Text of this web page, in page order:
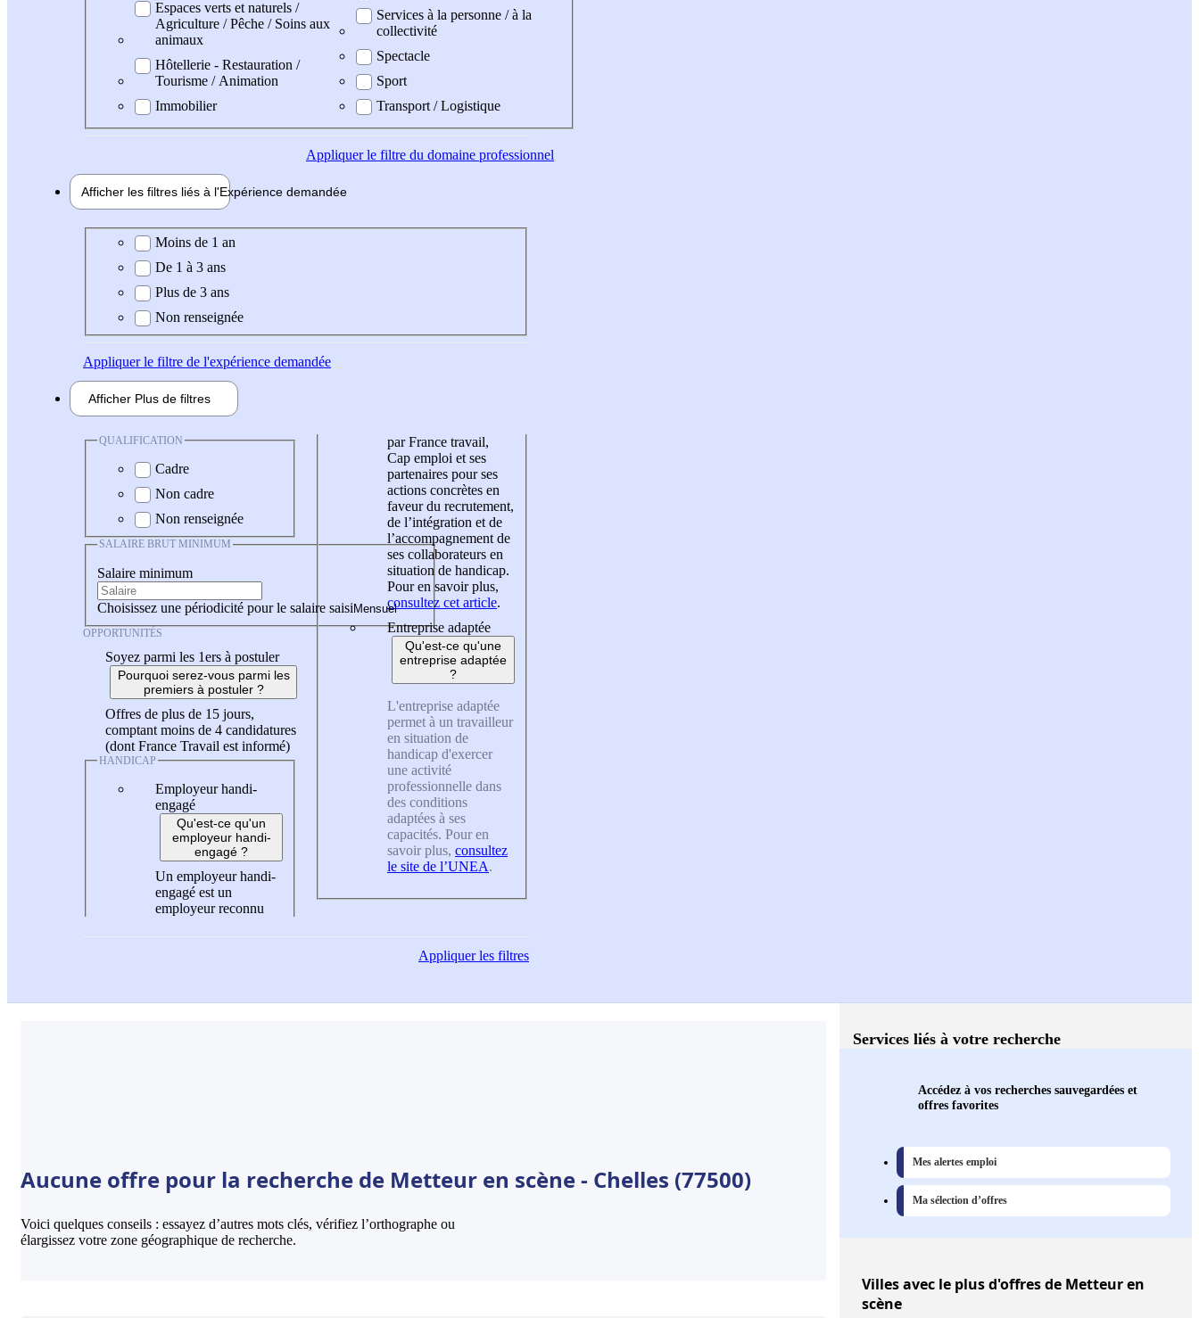
Espaces verts et naturels /
Agriculture / Pêche / Soins aux
animaux
Hôtellerie - Restauration /
Tourisme / Animation
Immobilier
Services à la personne / à la
collectivité
Spectacle
Sport
Transport / Logistique
Appliquerle filtre du domaine professionnel
Afficher les filtres liés à l'Expérience demandée
Expérience demandée
Moins de 1 an
De 1 à 3 ans
Plus de 3 ans
Non renseignée
Appliquerle filtre de l'expérience demandée
Afficher Plus de filtres
QUALIFICATION
Cadre
Non cadre
Non renseignée
SALAIRE BRUT MINIMUM
Salaire minimum
Choisissez une périodicité pour le salaire saisi
OPPORTUNITÉS
Soyez parmi les 1ers à postuler
Pourquoi serez-vous parmi les
premiers à postuler ?
Offres de plus de 15 jours,
comptant moins de 4 candidatures
(dont France Travail est informé)
HANDICAP
Employeur handi-
engagé
Qu'est-ce qu'un
employeur handi-
engagé ?
Un employeur handi-
engagé est un
employeur reconnu
par France travail,
Cap emploi et ses
partenaires pour ses
actions concrètes en
faveur du recrutement,
de l’intégration et de
l’accompagnement de
ses collaborateurs en
situation de handicap.
Pour en savoir plus,
consultez cet article.
Entreprise adaptée
Qu'est-ce qu'une
entreprise adaptée
?
L'entreprise adaptée
permet à un travailleur
en situation de
handicap d'exercer
une activité
professionnelle dans
des conditions
adaptées à ses
capacités. Pour en
savoir plus, consultez
le site de l’UNEA.
Appliquerles filtres
Aucune offre pour la recherche de Metteur en scène - Chelles (77500)
Voici quelques conseils : essayez d’autres mots clés, vérifiez l’orthographe ou
élargissez votre zone géographique de recherche.
Services liés à votre recherche
Accédez à vos recherches sauvegardées et
offres favorites
Mes alertes emploi
Ma sélection d’offres
Villesavec le plus d'offres de Metteur en
scène